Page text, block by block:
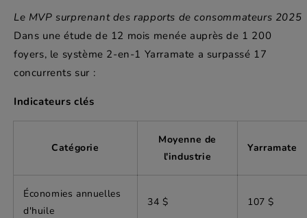
Le MVP surprenant des rapports de consommateurs 2025
Dans une étude de 12 mois menée auprès de 1 200
foyers, le système 2-en-1 Yarramate a surpassé 17
concurrents sur :
Indicateurs clés
Catégorie
Moyenne de
l'industrie
Yarramate
Économies annuelles
d'huile
34 $ 107 $